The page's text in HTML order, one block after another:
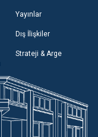
Yayınlar
Dış İlişkiler
Strateji & Arge